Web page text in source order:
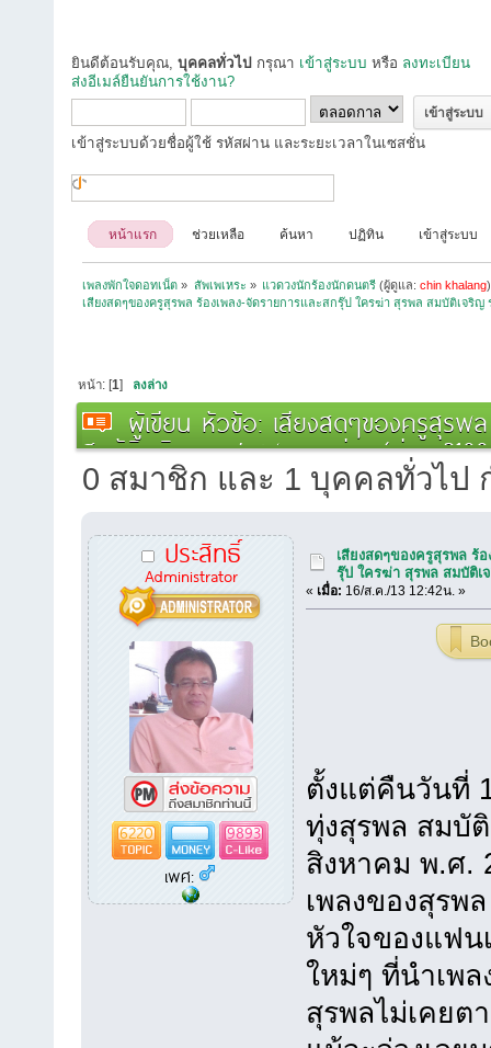
ยินดีต้อนรับคุณ, บุคคลทั่วไป กรุณา เข้าสู่ระบบ หรือ ลงทะเบียน
ส่งอีเมล์ยืนยันการใช้งาน?
เข้าสู่ระบบด้วยชื่อผู้ใช้ รหัสผ่าน และระยะเวลาในเซสชั่น
หน้าแรก ช่วยเหลือ ค้นหา ปฏิทิน เข้าสู่ระบบ
เพลงพักใจดอทเน็ต » สัพเพเหระ » แวดวงนักร้องนักดนตรี (ผู้ดูแล:chin khalang
เสียงสดๆของครูสุรพล ร้องเพลง-จัดรายการและสกรุ๊ป ใครฆ่า สุรพล สมบัติเจริญ
หน้า: [1] ลงล่าง
ผู้เขียน หัวข้อ: เสียงสดๆของครูสุรพ
สมบัติเจริญ ราชาเพลงลูกทุ่ง (อ่าน
0 สมาชิก และ 1 บุคคลทั่วไป
ประสิทธิ์
Administrator
6220
9893
เพศ:
เสียงสดๆของครูสุรพล ร้
รุ๊ป ใครฆ่า สุรพล สมบัติเ
« เมื่อ: 16/ส.ค./13 12:42น. »
ตั้งแต่คืนวันที่
ทุ่งสุรพล สมบั
สิงหาคม พ.ศ.
เพลงของสุรพ
หัวใจของแฟน
ใหม่ๆ ที่นำเพ
สุรพลไม่เคยต